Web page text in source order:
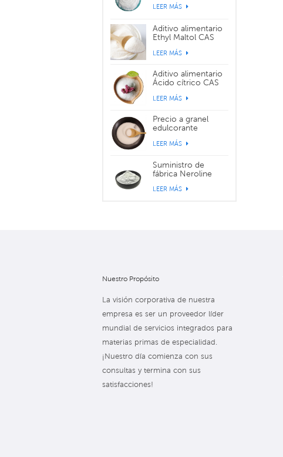
LEER MÁS
Aditivo alimentario
Ethyl Maltol CAS
LEER MÁS
Aditivo alimentario
Ácido cítrico CAS
LEER MÁS
Precio a granel
edulcorante
sucralosa CAS
LEER MÁS
Suministro de
fábrica Neroline
04-9
LEER MÁS
Nuestro Propósito
La visión corporativa de nuestra
empresa es ser un proveedor líder
mundial de servicios integrados para
materias primas de especialidad.
¡Nuestro día comienza con sus
consultas y termina con sus
satisfacciones!